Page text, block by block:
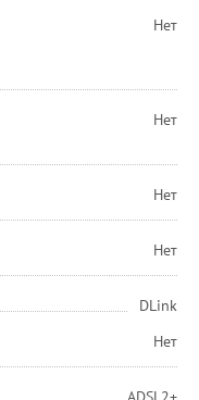
Нет
Нет
Нет
Нет
DLink
Нет